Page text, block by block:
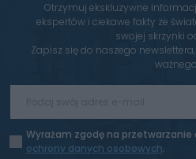
Otrzymuj ekskluzywne
ekspertów i ciekawe fakty ze
swojej skrzynki
Zapisz się do naszego
Wyrażam zgodę na przetwarzanie
ochrony danych osobowych.